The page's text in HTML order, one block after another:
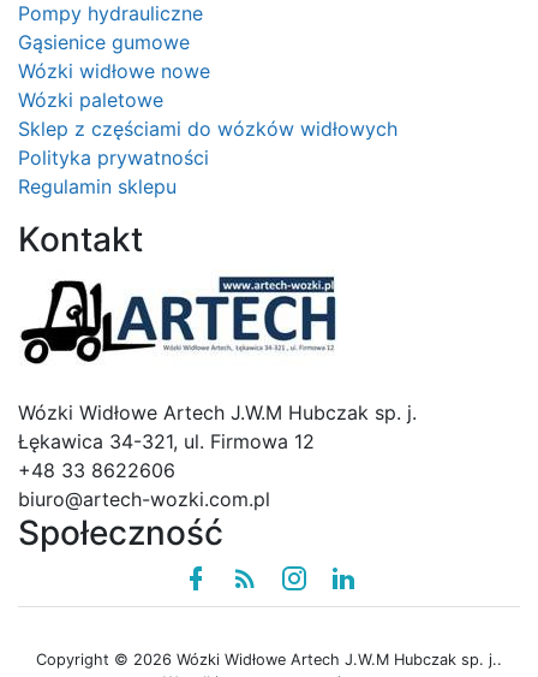
Pompy hydrauliczne
Gąsienice gumowe
Wózki widłowe nowe
Wózki paletowe
Sklep z częściami do wózków widłowych
Polityka prywatności
Regulamin sklepu
Kontakt
Wózki Widłowe Artech J.W.M Hubczak sp. j.
Łękawica 34-321, ul. Firmowa 12
+48 33 8622606
biuro@artech-wozki.com.pl
Społeczność
Facebook
Rssinstagram
linkedin
Copyright © 2026 Wózki Widłowe Artech J.W.M Hubczak sp. j..